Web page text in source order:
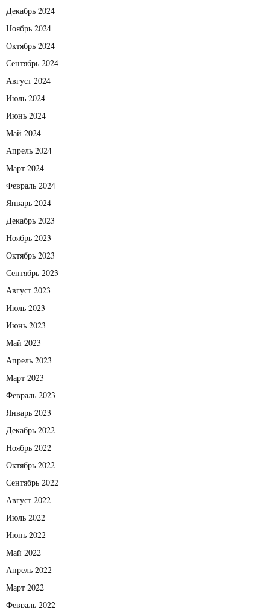
Декабрь 2024
Ноябрь 2024
Октябрь 2024
Сентябрь 2024
Август 2024
Июль 2024
Июнь 2024
Май 2024
Апрель 2024
Март 2024
Февраль 2024
Январь 2024
Декабрь 2023
Ноябрь 2023
Октябрь 2023
Сентябрь 2023
Август 2023
Июль 2023
Июнь 2023
Май 2023
Апрель 2023
Март 2023
Февраль 2023
Январь 2023
Декабрь 2022
Ноябрь 2022
Октябрь 2022
Сентябрь 2022
Август 2022
Июль 2022
Июнь 2022
Май 2022
Апрель 2022
Март 2022
Февраль 2022